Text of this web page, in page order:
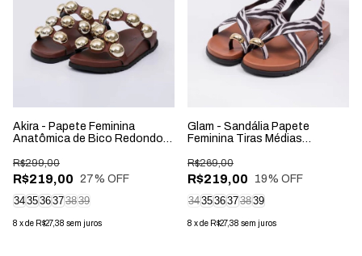
Akira - Papete Feminina
Anatômica de Bico Redondo
R$219,00
R$299,00
27% OFF
343536373839
8 xde R$27,38 sem juros
Glam - Sandália Papete
Feminina Tiras Médias
R$219,00
R$269,00
19% OFF
343536373839
8 xde R$27,38 sem juros